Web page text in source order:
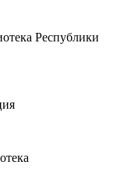
Республики